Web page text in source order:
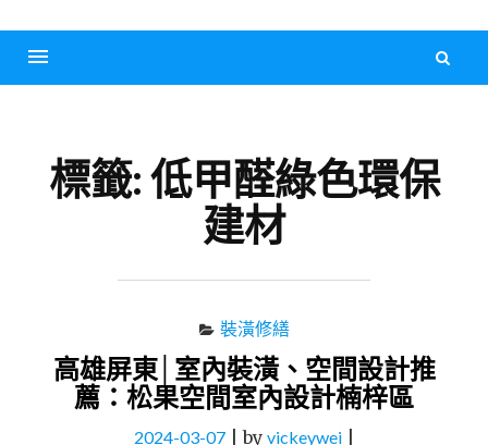
標籤:低甲醛綠色環保
建材
裝潢修繕
高雄屏東│室內裝潢、空間設計推
薦：松果空間室內設計楠梓區
2024-03-07|by vickeywei|